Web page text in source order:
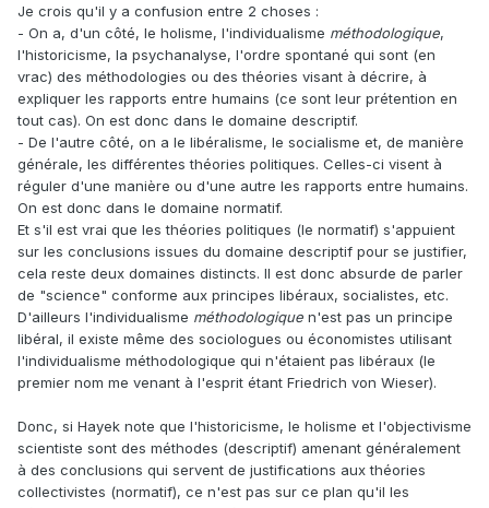
Quand il évoque "les erreurs intellectuelles" de ces
disciplines, il le fait par rapport à un référentiel. La
sociologie par son analyse holiste en vogue est la négation
de l'individu. La psychanalyse et le concept d'inconscient
postule le déterminisme. Le droit, dans l'optique
constructiviste qu'il dénonce serait essentiellement issu de
décisions délibérées et non pas d'un ordre spontané. Etc.
A chaque fois, le référentiel est le libéralisme, ou du moins
les implications développées par ses soins (ordre spontané,
individualisme méthodologique...)
Je crois qu'il y a confusion entre 2 choses :
- On a, d'un côté, le holisme, l'individualisme méthodologique,
l'historicisme, la psychanalyse, l'ordre spontané qui sont (en
vrac) des méthodologies ou des théories visant à décrire, à
expliquer les rapports entre humains (ce sont leur prétention en
tout cas). On est donc dans le domaine descriptif.
- De l'autre côté, on a le libéralisme, le socialisme et, de manière
générale, les différentes théories politiques. Celles-ci visent à
réguler d'une manière ou d'une autre les rapports entre humains.
On est donc dans le domaine normatif.
Et s'il est vrai que les théories politiques (le normatif) s'appuient
sur les conclusions issues du domaine descriptif pour se justifier,
cela reste deux domaines distincts. Il est donc absurde de parler
de "science" conforme aux principes libéraux, socialistes, etc.
D'ailleurs l'individualisme méthodologique n'est pas un principe
libéral, il existe même des sociologues ou économistes utilisant
l'individualisme méthodologique qui n'étaient pas libéraux (le
premier nom me venant à l'esprit étant Friedrich von Wieser).
Donc, si Hayek note que l'historicisme, le holisme et l'objectivisme
scientiste sont des méthodes (descriptif) amenant généralement
à des conclusions qui servent de justifications aux théories
collectivistes (normatif), ce n'est pas sur ce plan qu'il les